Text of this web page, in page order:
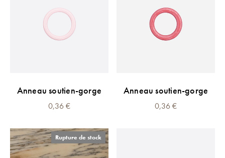
Anneau soutien-gorge
0,36€
Anneau soutien-gorge
0,36€
Rupture de stock